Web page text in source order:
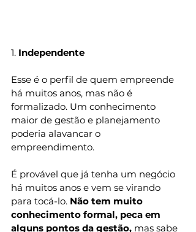
1. Independente
Esse é o perfil de quem empreende
há muitos anos, mas não é
formalizado. Um conhecimento
maior de gestão e planejamento
poderia alavancar o
empreendimento.
É provável que já tenha um negócio
há muitos anos e vem se virando
para tocá-lo. Não tem muito
conhecimento formal, peca em
alguns pontos da gestão, mas sabe